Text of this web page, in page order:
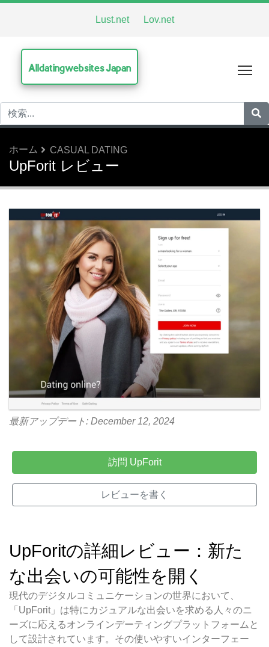
Lust.net Lov.net
Alldatingwebsites Japan
ホーム CASUAL DATING
UpForit レビュー
最新アップデート: December 12, 2024
訪問 UpForit
レビューを書く
UpForitの詳細レビュー：新た
な出会いの可能性を開く
現代のデジタルコミュニケーションの世界において、
「UpForit」は特にカジュアルな出会いを求める人々のニ
ーズに応えるオンラインデーティングプラットフォームと
して設計されています。その使いやすいインターフェー